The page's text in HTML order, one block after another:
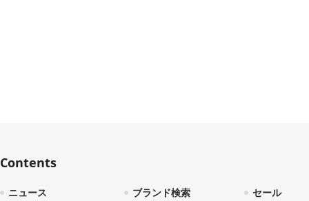
Contents
ニュース ブランド検索 セール